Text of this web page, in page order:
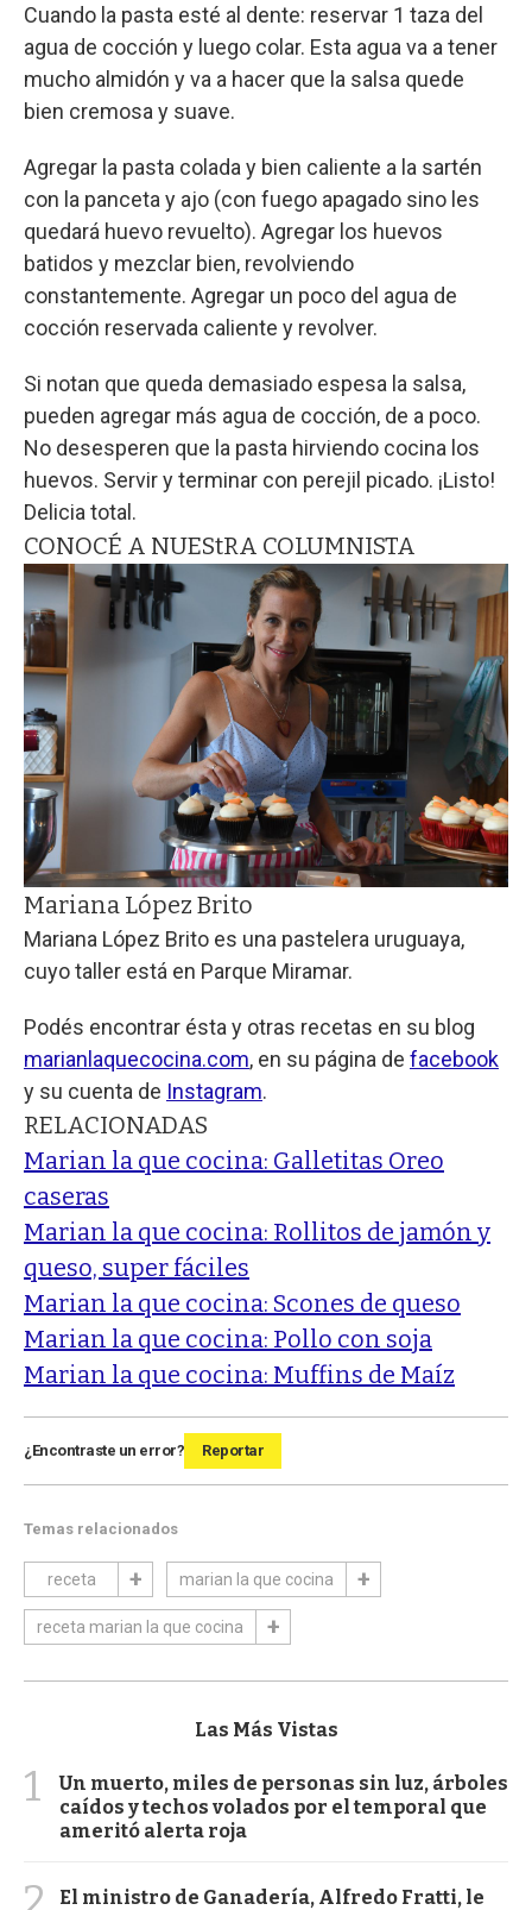
Cuando la pasta esté al dente: reservar 1 taza del
agua de cocción y luego colar. Esta agua va a tener
mucho almidón y va a hacer que la salsa quede
bien cremosa y suave.
Agregar la pasta colada y bien caliente a la sartén
con la panceta y ajo (con fuego apagado sino les
quedará huevo revuelto). Agregar los huevos
batidos y mezclar bien, revolviendo
constantemente. Agregar un poco del agua de
cocción reservada caliente y revolver.
Si notan que queda demasiado espesa la salsa,
pueden agregar más agua de cocción, de a poco.
No desesperen que la pasta hirviendo cocina los
huevos. Servir y terminar con perejil picado. ¡Listo!
Delicia total.
CONOCÉ A NUEStRA COLUMNISTA
Mariana López Brito
Mariana López Brito es una pastelera uruguaya,
cuyo taller está en Parque Miramar.
Podés encontrar ésta y otras recetas en su blog
marianlaquecocina.com, en su página de facebook
y su cuenta de Instagram.
RELACIONADAS
Marian la que cocina: Galletitas Oreo
caseras
Marian la que cocina: Rollitos de jamón y
queso, super fáciles
Marian la que cocina: Scones de queso
Marian la que cocina: Pollo con soja
Marian la que cocina: Muffins de Maíz
¿Encontraste un error? Reportar
Temas relacionados
receta marian la que cocina
receta marian la que cocina
Las Más Vistas
1
Un muerto, miles de personas sin luz, árboles
caídos y techos volados por el temporal que
ameritó alerta roja
2
El ministro de Ganadería, Alfredo Fratti, le